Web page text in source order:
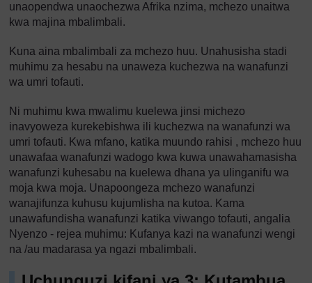
unaopendwa unaochezwa Afrika nzima, mchezo unaitwa
kwa majina mbalimbali.
Kuna aina mbalimbali za mchezo huu. Unahusisha stadi
muhimu za hesabu na unaweza kuchezwa na wanafunzi
wa umri tofauti.
Ni muhimu kwa mwalimu kuelewa jinsi michezo
inavyoweza kurekebishwa ili kuchezwa na wanafunzi wa
umri tofauti. Kwa mfano, katika muundo rahisi , mchezo huu
unawafaa wanafunzi wadogo kwa kuwa unawahamasisha
wanafunzi kuhesabu na kuelewa dhana ya ulinganifu wa
moja kwa moja. Unapoongeza mchezo wanafunzi
wanajifunza kuhusu kujumlisha na kutoa. Kama
unawafundisha wanafunzi katika viwango tofauti, angalia
Nyenzo - rejea muhimu: Kufanya kazi na wanafunzi wengi
na /au madarasa ya ngazi mbalimbali.